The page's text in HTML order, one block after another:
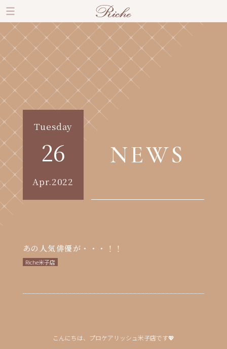
Tuesday
26
Apr.2022
NEWS
あの人気俳優が・・・！！
Riche米子店
こんにちは、プロケアリッシュ米子店です💖